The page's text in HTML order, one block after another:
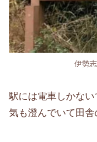
伊勢
駅には電車しかな
気も澄んでいて田舎